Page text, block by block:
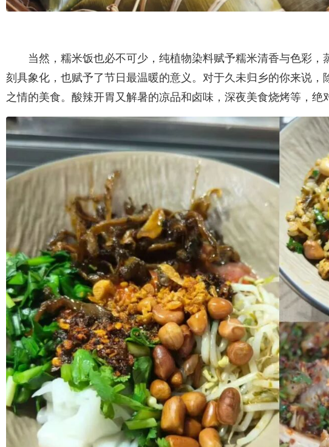
当然，糯米饭也必不可少，纯植物染料赋予糯米清香与色彩
刻具象化，也赋予了节日最温暖的意义。对于久未归乡的你来说
之情的美食。酸辣开胃又解暑的凉品和卤味，深夜美食烧烤等，绝